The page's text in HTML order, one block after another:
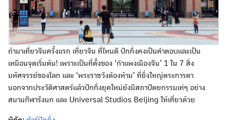
ถ้ามาเที่ยวจีนครั้งแรก เที่ยวจีน ที่ไหนดี ปักกิ่งคงเป็นคำตอบและเป็น
เหมือนจุดเริ่มต้น! เพราะเป็นที่ตั้งของ ‘กำแพงเมืองจีน’ 1 ใน 7 สิ่ง
มหัศจรรย์ของโลก และ ‘พระราชวังต้องห้าม’ ที่ยิ่งใหญ่ตระการตา
นอกจากประวัติศาสตร์แล้วปักกิ่งยุคใหม่ยังมีสถาปัตยกรรมเท่ๆ อย่าง
สนามกีฬารังนก และ Universal Studios Beijing ให้เที่ยวด้วย